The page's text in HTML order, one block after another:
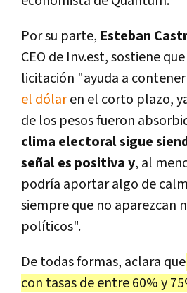
Por su parte, Esteban
CEO de Inv.est, sostiene
licitación "ayuda a
el dólaren el corto plazo,
de los pesos fueron
clima electoral sigue
señal es positiva y, al
podría aportar algo de
siempre que no aparezcan
políticos".
De todas formas, aclara que
con tasas de entre 60% y